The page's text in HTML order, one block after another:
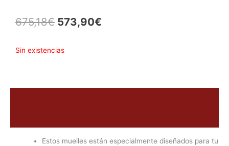
675,18€ El
573,90€
Sin existencias
Estos muelles están especialmente diseñados para tu